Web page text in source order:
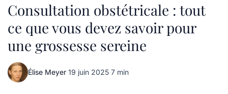
Consultation obstétricale : tout
ce que vous devez savoir pour
une grossesse sereine
Élise Meyer·19 juin 2025·7 min